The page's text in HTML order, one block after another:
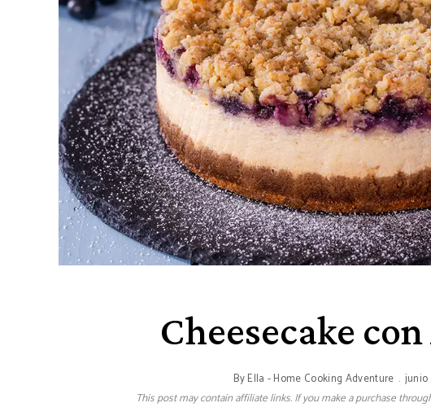
Cheesecake
ByElla - Home Cooking Adventure junio
This post may contain affiliate links. If you make a purchase